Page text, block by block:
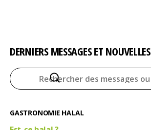
DERNIERS MESSAGES ET NOUVELLES
GASTRONOMIE HALAL